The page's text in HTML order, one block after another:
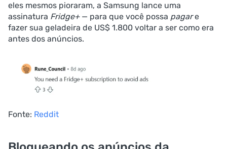
eles mesmos pioraram, a Samsung lance uma
assinatura Fridge+— para que você possa pagare
fazer sua geladeira de US$ 1.800 voltar a ser como era
antes dos anúncios.
Fonte: Reddit